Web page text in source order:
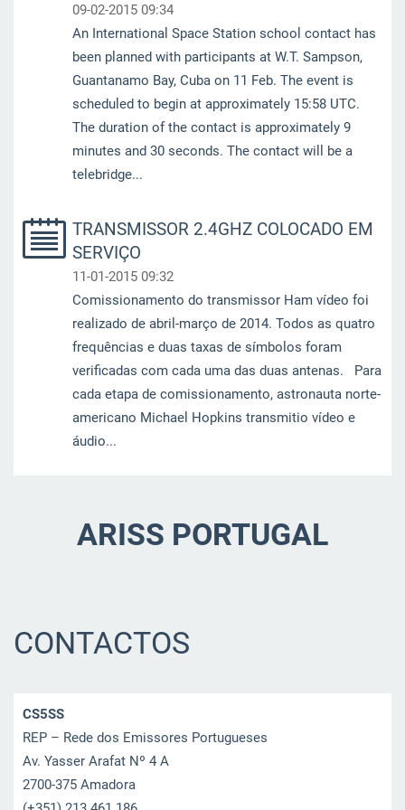
09-02-2015 09:34
An International Space Station school contact has
been planned with participants at W.T. Sampson,
Guantanamo Bay, Cuba on 11 Feb. The event is
scheduled to begin at approximately 15:58 UTC.
The duration of the contact is approximately 9
minutes and 30 seconds. The contact will be a
telebridge...
TRANSMISSOR 2.4GHZ COLOCADO EM
SERVIÇO
11-01-2015 09:32
Comissionamento do transmissor Ham vídeo foi
realizado de abril-março de 2014. Todos as quatro
frequências e duas taxas de símbolos foram
verificadas com cada uma das duas antenas. Para
cada etapa de comissionamento, astronauta norte-
americano Michael Hopkins transmitio vídeo e
áudio...
ARISS PORTUGAL
CONTACTOS
CS5SS
REP – Rede dos Emissores Portugueses
Av. Yasser Arafat Nº 4 A
2700-375 Amadora